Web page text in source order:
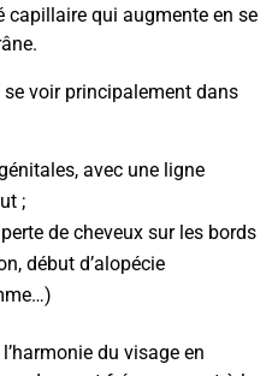
capillaire qui augmente en se
voir principalement dans
avec une ligne
;
de cheveux sur les bords
début d’alopécie
du visage en